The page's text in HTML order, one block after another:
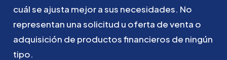
cuálse ajusta mejorasus necesidades. No
representan unasolicitud u oferta deventa o
adquisición de productosfinancieros de ningún
tipo.